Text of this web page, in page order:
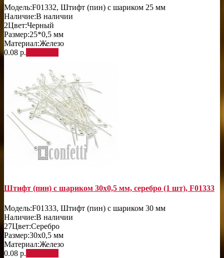
Модель:F01332, Штифт (пин) с шариком 25 мм
Наличие:В наличии
2Цвет:Черный
Размер:25*0,5 мм
Материал:Железо
0.08 р.
Штифт (пин) с шариком 30х0,5 мм, серебро (1 шт), F01333
Модель:F01333, Штифт (пин) с шариком 30 мм
Наличие:В наличии
27Цвет:Серебро
Размер:30х0,5 мм
Материал:Железо
0.08 р.